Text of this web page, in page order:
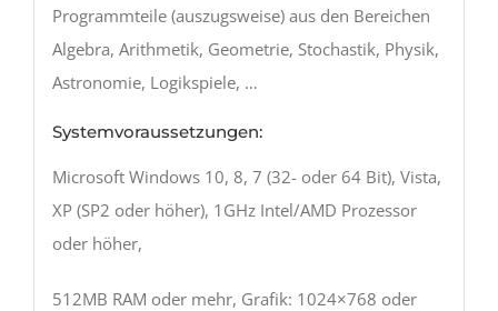
Programmteile (auszugsweise) aus den Bereichen
Algebra, Arithmetik, Geometrie, Stochastik, Physik,
Astronomie, Logikspiele, …
Systemvoraussetzungen:
Microsoft Windows 10, 8, 7 (32- oder 64 Bit), Vista,
XP (SP2 oder höher), 1GHz Intel/AMD Prozessor
oder höher,
512MB RAM oder mehr, Grafik: 1024×768 oder